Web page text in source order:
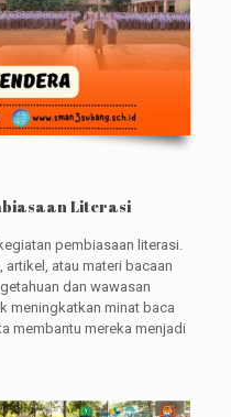
Literasi
pembiasaan literasi.
atau materi bacaan
dan wawasan
meningkatkan minat baca
membantu mereka menjadi